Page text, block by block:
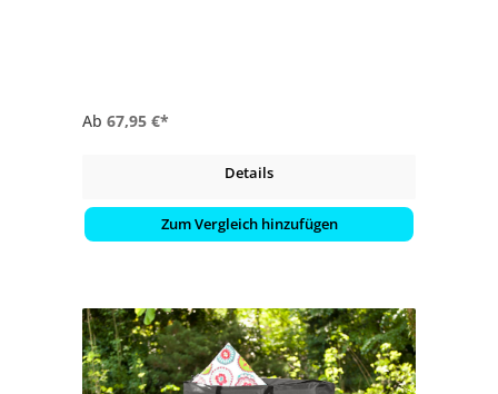
Ab 67,95 €*
Details
Zum Vergleich hinzufügen